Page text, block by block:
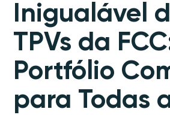
Inigualável
TPVs da
Portfólio
para Todas